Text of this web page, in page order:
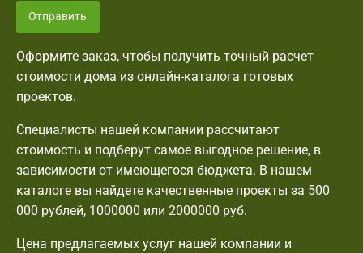
Отправить
Оформите заказ, чтобы получить точный расчет
стоимости дома из онлайн-каталога готовых
проектов.
Специалисты нашей компании рассчитают
стоимость и подберут самое выгодное решение, в
зависимости от имеющегося бюджета. В нашем
каталоге вы найдете качественные проекты за 500
000 рублей, 1000000 или 2000000 руб.
Цена предлагаемых услуг нашей компании и